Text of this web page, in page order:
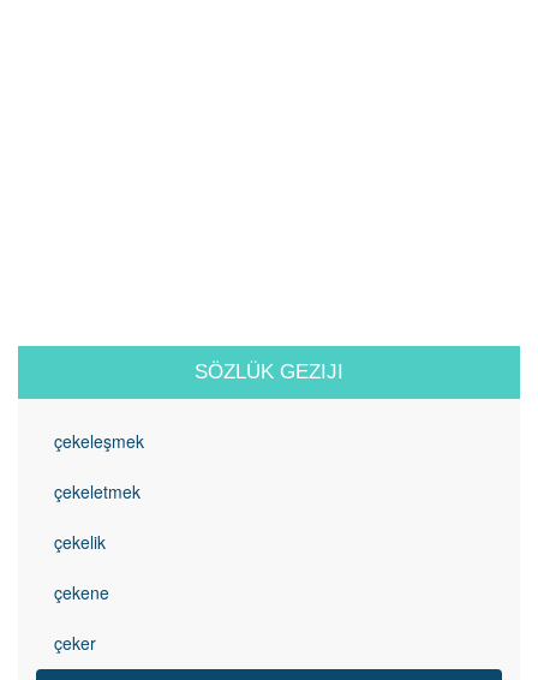
SÖZLÜK GEZIJI
çekeleşmek
çekeletmek
çekelik
çekene
çeker